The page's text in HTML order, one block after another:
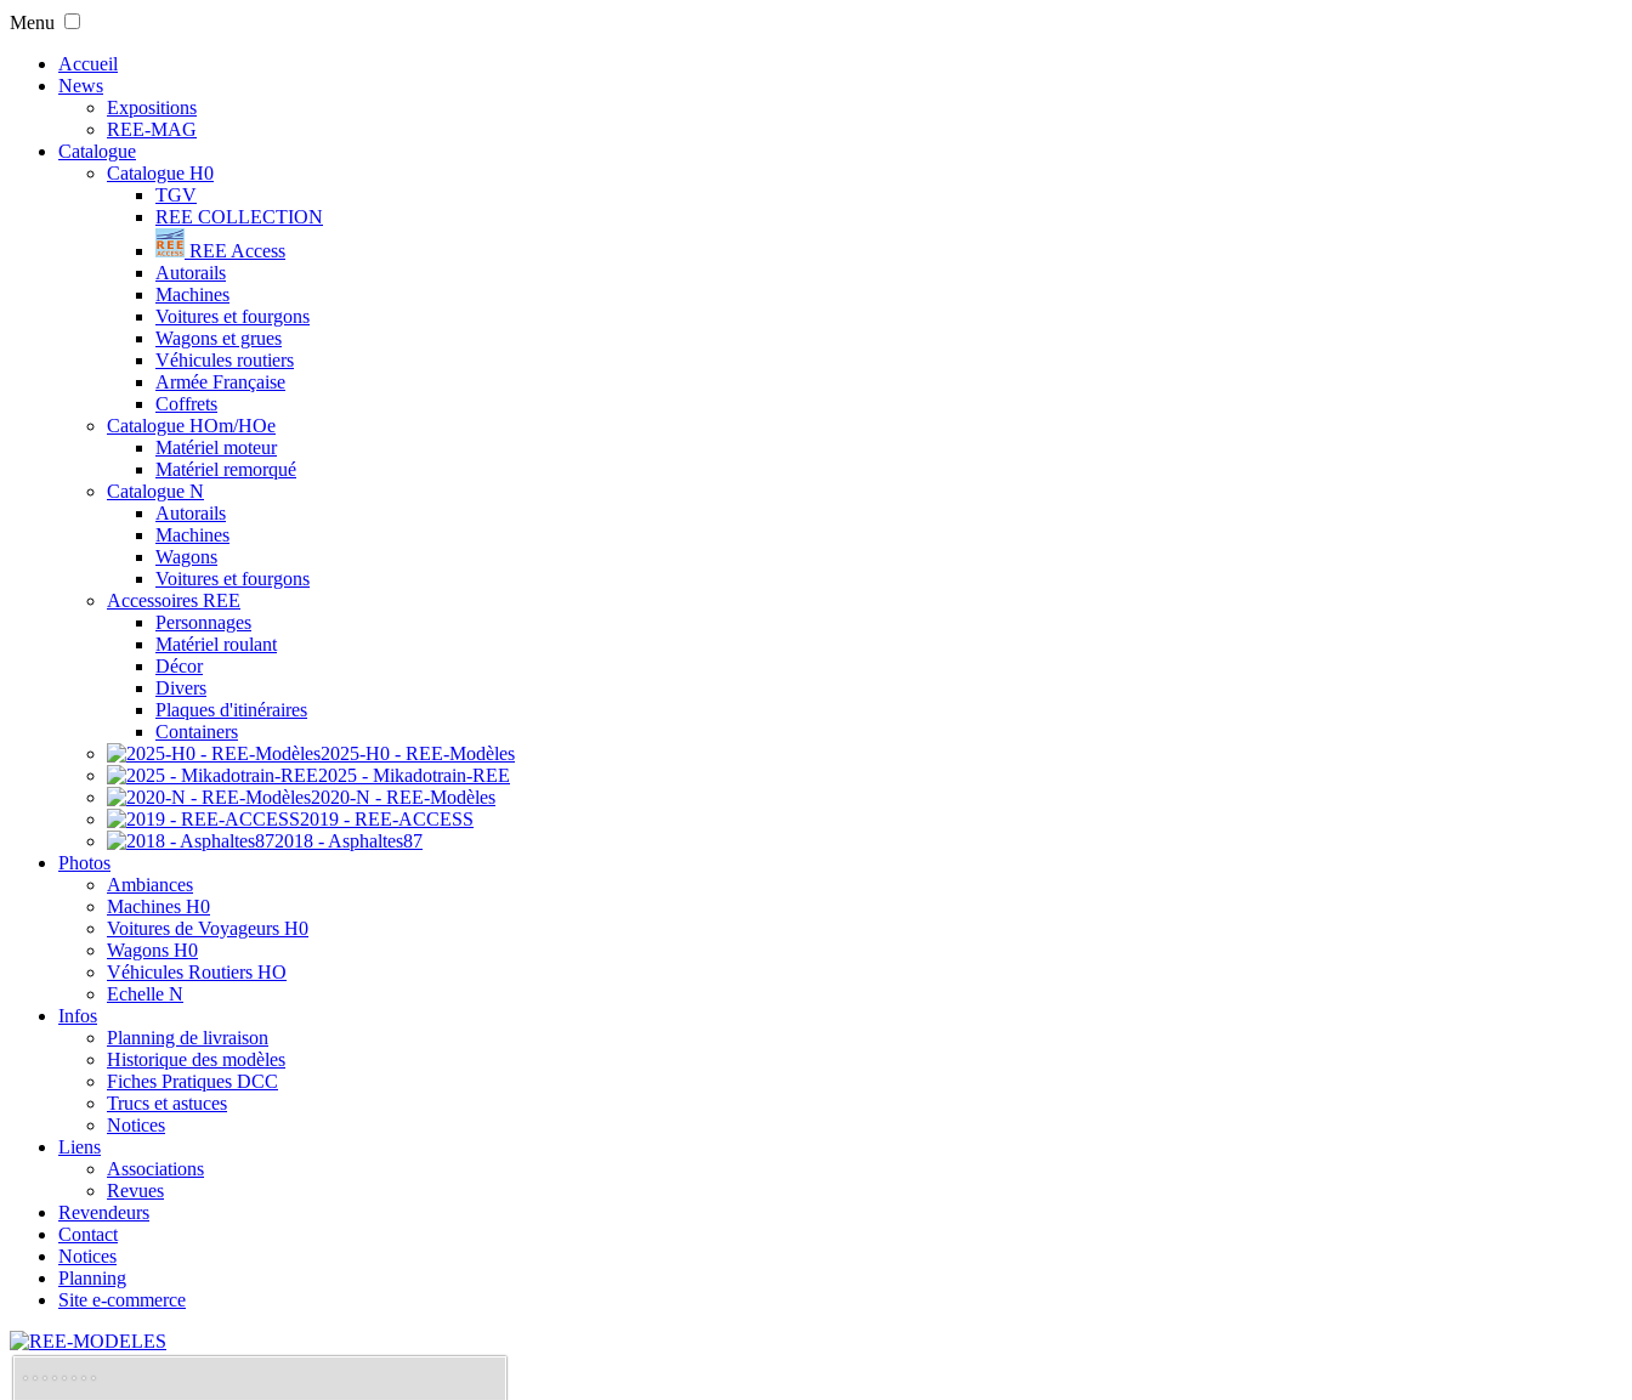
Menu
Accueil
News
Expositions
REE-MAG
Catalogue
Catalogue H0
TGV
REE COLLECTION
REE Access
Autorails
Machines
Voitures et fourgons
Wagons et grues
Véhicules routiers
Armée Française
Coffrets
Catalogue HOm/HOe
Matériel moteur
Matériel remorqué
Catalogue N
Autorails
Machines
Wagons
Voitures et fourgons
Accessoires REE
Personnages
Matériel roulant
Décor
Divers
Plaques d'itinéraires
Containers
2025-H0 - REE-Modèles
2025 - Mikadotrain-REE
2020-N - REE-Modèles
2019 - REE-ACCESS
2018 - Asphaltes87
Photos
Ambiances
Machines H0
Voitures de Voyageurs H0
Wagons H0
Véhicules Routiers HO
Echelle N
Infos
Planning de livraison
Historique des modèles
Fiches Pratiques DCC
Trucs et astuces
Notices
Liens
Associations
Revues
Revendeurs
Contact
Notices
Planning
Site e-commerce